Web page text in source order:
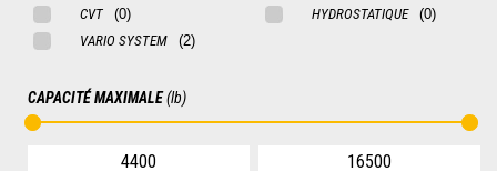
CVT
HYDROSTATIQUE
VARIO SYSTEM
CAPACITÉ MAXIMALE(lb)